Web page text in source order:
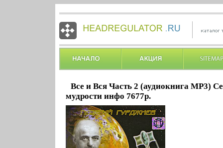
Все и Вся Часть 2 (аудиокнига MP3)
мудрости инфо 7677p.